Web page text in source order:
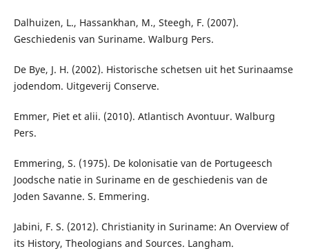
Dalhuizen, L., Hassankhan, M., Steegh, F. (2007).
Geschiedenis van Suriname. Walburg Pers.
De Bye, J. H. (2002). Historische schetsen uit het Surinaamse
jodendom. Uitgeverij Conserve.
Emmer, Piet et alii. (2010). Atlantisch Avontuur. Walburg
Pers.
Emmering, S. (1975). De kolonisatie van de Portugeesch
Joodsche natie in Suriname en de geschiedenis van de
Joden Savanne. S. Emmering.
Jabini, F. S. (2012). Christianity in Suriname: An Overview of
its History, Theologians and Sources. Langham.